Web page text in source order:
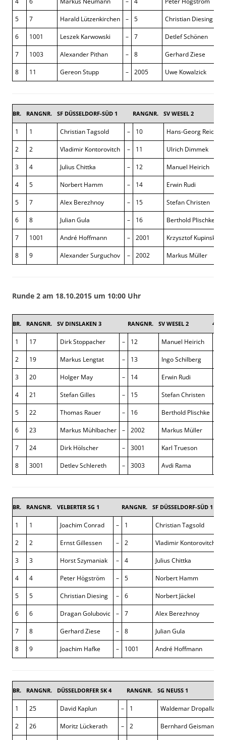
5 7 Harald Lützenkirchen – 5 Christian Diesing
6 1001 Leszek Karwowski – 7 Detlef Schönen
7 1003 Alexander Pithan – 8 Gerhard Ziese
8 11 Gereon Stupp – 2005 Uwe Kowalzick
BR. RANGNR. SF DÜSSELDORF-SÜD 1 RANGNR. SV WESEL 2
1 1 Christian Tagsold – 10 Hans-Georg Reichert
2 2 Vladimir Kontorovitch – 11 Ulrich Dimmek
3 4 Julius Chittka – 12 Manuel Heirich
4 5 Norbert Hamm – 14 Erwin Rudi
5 7 Alex Berezhnoy – 15 Stefan Christen
6 8 Julian Gula – 16 Berthold Plischke
7 1001 André Hoffmann – 2001 Krzysztof Kupinski
8 9 Alexander Surguchov – 2002 Markus Müller
Runde 2 am 18.10.2015 um 10:00 Uhr
BR. RANGNR. SV DINSLAKEN 3 RANGNR. SV WESEL 2 4,5 :
1 17 Dirk Stoppacher – 12 Manuel Heirich
2 19 Markus Lengtat – 13 Ingo Schilberg
3 20 Holger May – 14 Erwin Rudi
4 21 Stefan Gilles – 15 Stefan Christen
5 22 Thomas Rauer – 16 Berthold Plischke
6 23 Markus Mühlbacher – 2002 Markus Müller
7 24 Dirk Hölscher – 3001 Karl Trueson
8 3001 Detlev Schlereth – 3003 Avdi Rama
BR. RANGNR. VELBERTER SG 1 RANGNR. SF DÜSSELDORF-SÜD 1
1 1 Joachim Conrad – 1 Christian Tagsold
2 2 Ernst Gillessen – 2 Vladimir Kontorovitch
3 3 Horst Szymaniak – 4 Julius Chittka
4 4 Peter Högström – 5 Norbert Hamm
5 5 Christian Diesing – 6 Norbert Jäckel
6 6 Dragan Golubovic – 7 Alex Berezhnoy
7 8 Gerhard Ziese – 8 Julian Gula
8 9 Joachim Hafke – 1001 André Hoffmann
BR. RANGNR. DÜSSELDORFER SK 4 RANGNR. SG NEUSS 1
1 25 David Kaplun – 1 Waldemar Dropalla
2 26 Moritz Lückerath – 2 Bernhard Geismann